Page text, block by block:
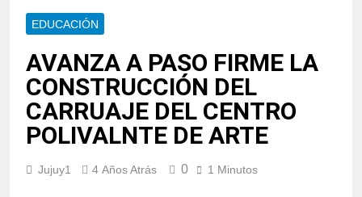
EDUCACIÓN
AVANZA A PASO FIRME LA
CONSTRUCCIÓN DEL
CARRUAJE DEL CENTRO
POLIVALNTE DE ARTE
Jujuy1 4 Años Atrás 0 1 Minutos